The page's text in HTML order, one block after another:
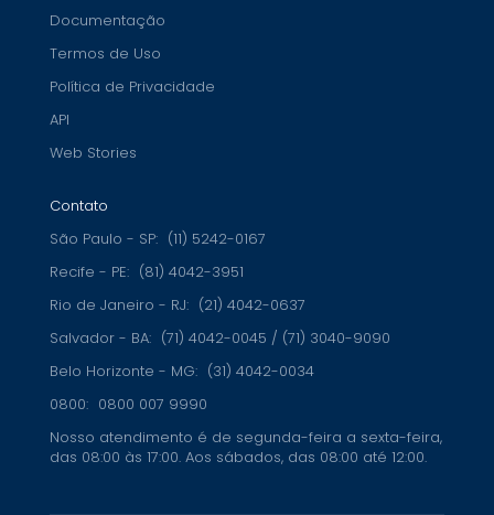
Documentação
Termos de Uso
Política de Privacidade
API
Web Stories
Contato
São Paulo - SP: (11) 5242-0167
Recife - PE: (81) 4042-3951
Rio de Janeiro - RJ: (21) 4042-0637
Salvador - BA: (71) 4042-0045 / (71) 3040-9090
Belo Horizonte - MG: (31) 4042-0034
0800: 0800 007 9990
Nosso atendimento é de segunda-feira a sexta-feira,
das 08:00 às 17:00. Aos sábados, das 08:00 até 12:00.